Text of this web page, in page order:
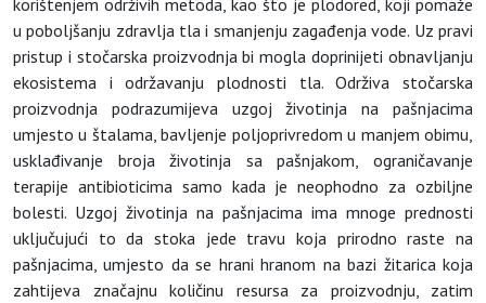
korištenjem održivih metoda, kao što je plodored, koji pomaže
u poboljšanju zdravlja tla i smanjenju zagađenja vode. Uz pravi
pristup i stočarska proizvodnja bi mogla doprinijeti obnavljanju
ekosistema i održavanju plodnosti tla. Održiva stočarska
proizvodnja podrazumijeva uzgoj životinja na pašnjacima
umjesto u štalama, bavljenje poljoprivredom u manjem obimu,
usklađivanje broja životinja sa pašnjakom, ograničavanje
terapije antibioticima samo kada je neophodno za ozbiljne
bolesti. Uzgoj životinja na pašnjacima ima mnoge prednosti
uključujući to da stoka jede travu koja prirodno raste na
pašnjacima, umjesto da se hrani hranom na bazi žitarica koja
zahtijeva značajnu količinu resursa za proizvodnju, zatim